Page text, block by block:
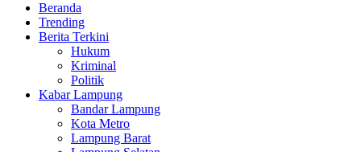
Beranda
Trending
Berita Terkini
Hukum
Kriminal
Politik
Kabar Lampung
Bandar Lampung
Kota Metro
Lampung Barat